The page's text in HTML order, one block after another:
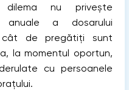
dilema nu privește
anuale a dosarului
de pregătiți sunt
la momentul oportun,
cu persoanele